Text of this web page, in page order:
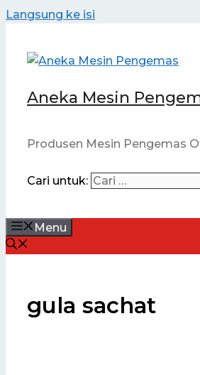
Langsung ke isi
Aneka Mesin
Produsen Mesin Pengemas
Cari untuk:
Menu
gula sachat